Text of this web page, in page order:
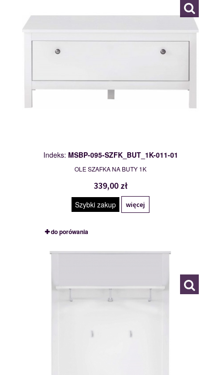
Indeks: MSBP-095-SZFK_BUT_1K-011-01
OLE SZAFKA NA BUTY 1K
339,00 zł
Szybki zakup więcej
do porówania
MSBP-095-WIE/80-011-01